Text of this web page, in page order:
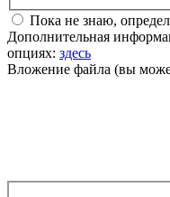
Пока не знаю,
Дополнительная
опциях: здесь
Вложение файла (вы